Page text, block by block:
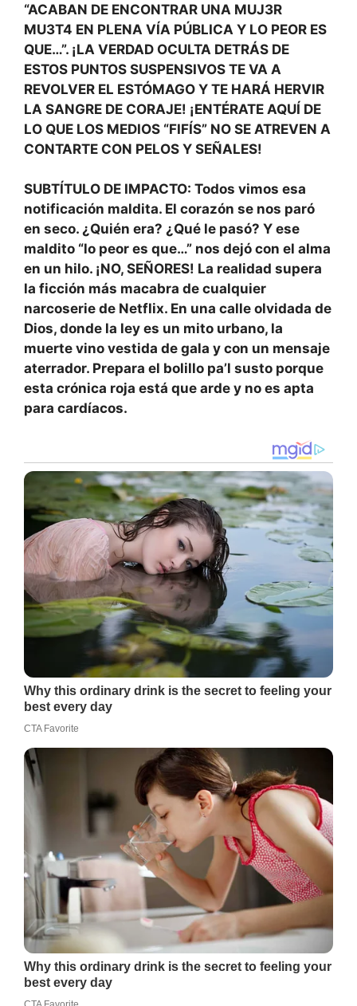
“ACABAN DE ENCONTRAR UNA MUJ3R
MU3T4 EN PLENA VÍA PÚBLICA Y LO PEOR ES
QUE…”. ¡LA VERDAD OCULTA DETRÁS DE
ESTOS PUNTOS SUSPENSIVOS TE VA A
REVOLVER EL ESTÓMAGO Y TE HARÁ HERVIR
LA SANGRE DE CORAJE! ¡ENTÉRATE AQUÍ DE
LO QUE LOS MEDIOS “FIFÍS” NO SE ATREVEN A
CONTARTE CON PELOS Y SEÑALES!
SUBTÍTULO DE IMPACTO: Todos vimos esa
notificación maldita. El corazón se nos paró
en seco. ¿Quién era? ¿Qué le pasó? Y ese
maldito “lo peor es que…” nos dejó con el alma
en un hilo. ¡NO, SEÑORES! La realidad supera
la ficción más macabra de cualquier
narcoserie de Netflix. En una calle olvidada de
Dios, donde la ley es un mito urbano, la
muerte vino vestida de gala y con un mensaje
aterrador. Prepara el bolillo pa’l susto porque
esta crónica roja está que arde y no es apta
para cardíacos.